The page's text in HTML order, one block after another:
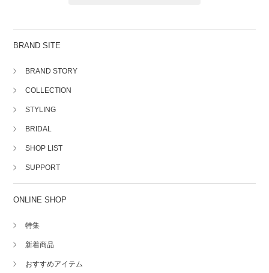
BRAND SITE
BRAND STORY
COLLECTION
STYLING
BRIDAL
SHOP LIST
SUPPORT
ONLINE SHOP
特集
新着商品
おすすめアイテム